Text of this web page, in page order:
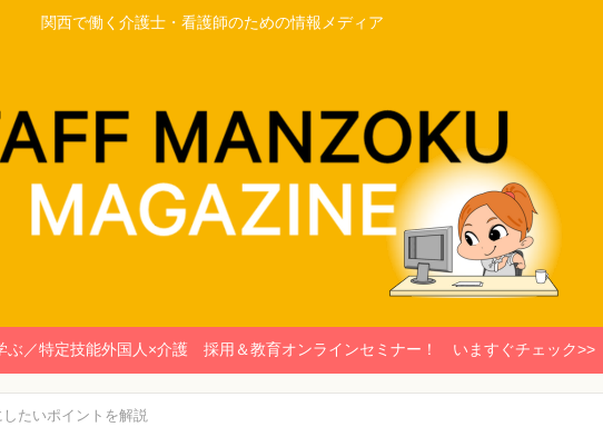
関西で働く介護士・看護師のための情報メディア
ぶ／特定技能外国人×介護 採用＆教育オンラインセミナー！ いますぐチェック>>
たいポイントを解説